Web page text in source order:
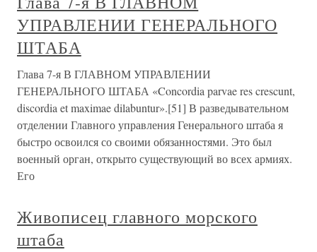
УПРАВЛЕНИИ ГЕНЕРАЛЬНОГО
ШТАБА
Глава 7-я В ГЛАВНОМ УПРАВЛЕНИИ
ГЕНЕРАЛЬНОГО ШТАБА «Concordia parvae res crescunt,
discordia et maximae dilabuntur».[51] В разведывательном
отделении Главного управления Генерального штаба я
быстро освоился со своими обязанностями. Это был
военный орган, открыто существующий во всех армиях.
Его
Живописец главного морского
штаба